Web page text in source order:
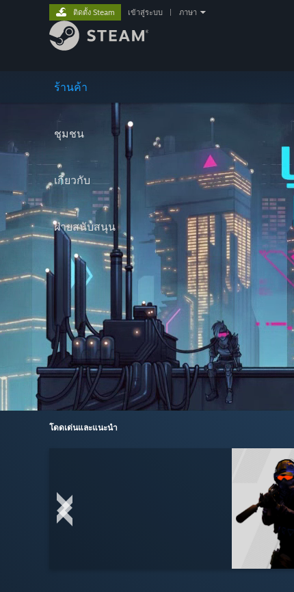
ร้านค้า
ชุมชน
เกี่ยวกับ
ฝ่ายสนับสนุน
ติดตั้ง Steam เข้าสู่ระบบ ภาษา
โดดเด่นและแนะนำ